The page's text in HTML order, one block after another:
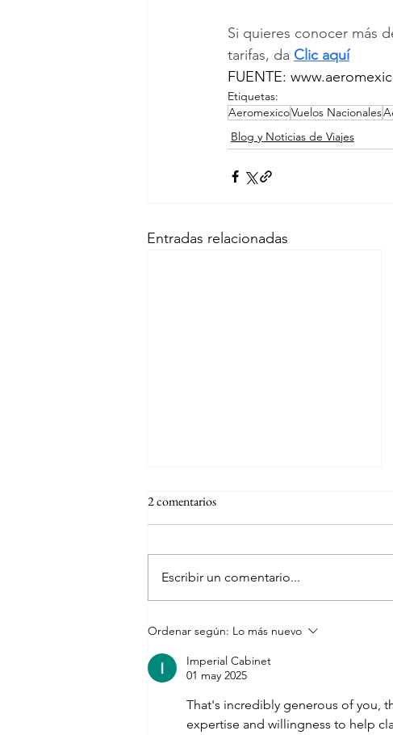
Si quieres conocer más
tarifas, da Clic aquí
FUENTE:
Etiquetas:
AeromexicoVuelos Nacionales
Blog y Noticias de Viajes
Entradas relacionadas
Tarifa clásica de Aeroméxico
2 comentarios
Escribir un comentario...
Ordenar según: Lo más nuevo
Imperial Cabinet
01 may 2025
That's incredibly generous of you,
expertise and willingness to help